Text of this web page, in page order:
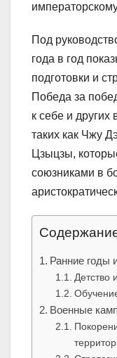
Под
года в год
подготовки и
Победа за
к себе и
таких как Чжу
Цзыцзы,
союзниками в
Ранние годы
Детство
Военные